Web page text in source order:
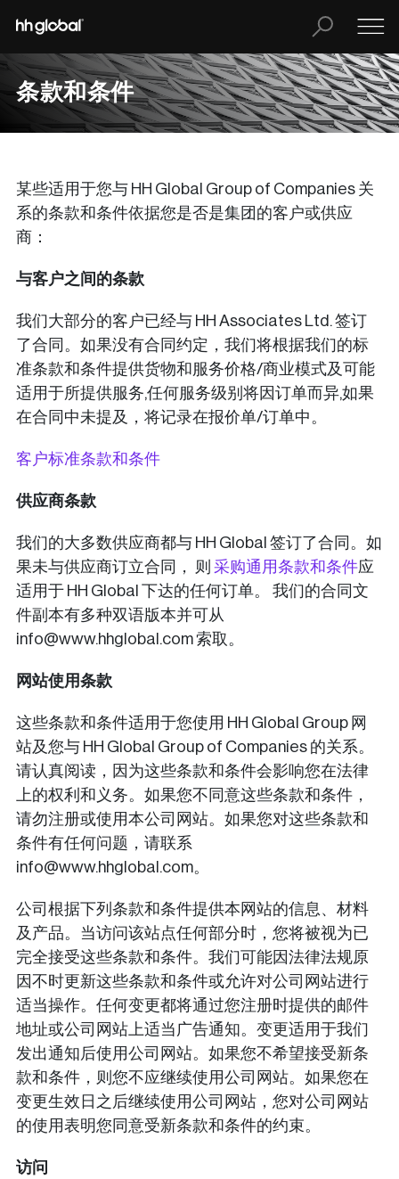
条款和条件
某些适用于您与 HH Global Group of Companies 关
系的条款和条件依据您是否是集团的客户或供应
商：
与客户之间的条款
我们大部分的客户已经与 HH Associates Ltd. 签订
了合同。如果没有合同约定，我们将根据我们的标
准条款和条件提供货物和服务价格/商业模式及可能
适用于所提供服务,任何服务级别将因订单而异,如果
在合同中未提及，将记录在报价单/订单中。
客户标准条款和条件
供应商条款
我们的大多数供应商都与 HH Global 签订了合同。如
果未与供应商订立合同， 则 采购通用条款和条件应
适用于 HH Global 下达的任何订单。 我们的合同文
件副本有多种双语版本并可从
info@www.hhglobal.com 索取。
网站使用条款
这些条款和条件适用于您使用 HH Global Group 网
站及您与 HH Global Group of Companies 的关系。
请认真阅读，因为这些条款和条件会影响您在法律
上的权利和义务。如果您不同意这些条款和条件，
请勿注册或使用本公司网站。如果您对这些条款和
条件有任何问题，请联系
info@www.hhglobal.com。
公司根据下列条款和条件提供本网站的信息、材料
及产品。当访问该站点任何部分时，您将被视为已
完全接受这些条款和条件。我们可能因法律法规原
因不时更新这些条款和条件或允许对公司网站进行
适当操作。任何变更都将通过您注册时提供的邮件
地址或公司网站上适当广告通知。变更适用于我们
发出通知后使用公司网站。如果您不希望接受新条
款和条件，则您不应继续使用公司网站。如果您在
变更生效日之后继续使用公司网站，您对公司网站
的使用表明您同意受新条款和条件的约束。
访问